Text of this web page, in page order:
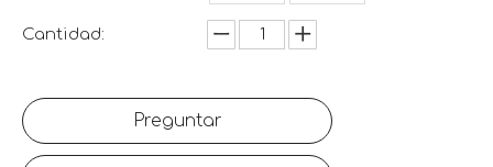
Cantidad:
Preguntar